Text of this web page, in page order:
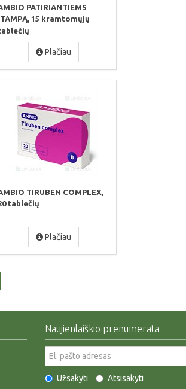
PATIRIANTIEMS
15 kramtomųjų
Plačiau
TIRUBEN COMPLEX,
tablečių
Plačiau
Naujienlaiškio prenumerata
Užsakyti Atsisakyti